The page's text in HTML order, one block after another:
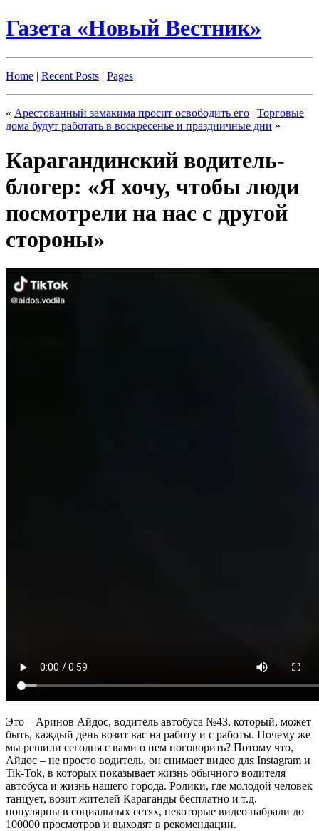
Газета «Новый Вестник»
Home | Recent Posts | Pages
« Арестованный замакима просит освободить его | Торговые
дома будут работать в воскресенье и праздничные дни »
Карагандинский водитель-
блогер: «Я хочу, чтобы люди
посмотрели на нас с другой
стороны»
Это – Аринов Айдос, водитель автобуса №43, который, может
быть, каждый день возит вас на работу и с работы. Почему же
мы решили сегодня с вами о нем поговорить? Потому что,
Айдос – не просто водитель, он снимает видео для Instagram и
Tik-Tok, в которых показывает жизнь обычного водителя
автобуса и жизнь нашего города. Ролики, где молодой человек
танцует, возит жителей Караганды бесплатно и т.д.
популярны в социальных сетях, некоторые видео набрали до
100000 просмотров и выходят в рекомендации.